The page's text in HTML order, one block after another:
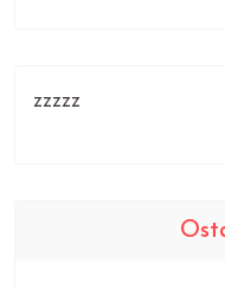
zzzzz